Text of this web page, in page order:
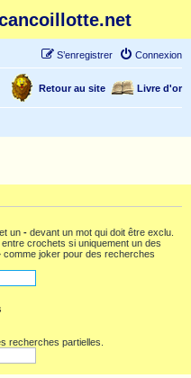
Connexion
S’enregistrer
Livre d'or
Retour au site
un - devant un mot qui doit être exclu.
entre crochets si uniquement un des
joker pour des recherches
recherches partielles.